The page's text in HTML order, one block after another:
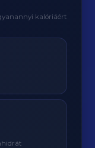
kalóriáért